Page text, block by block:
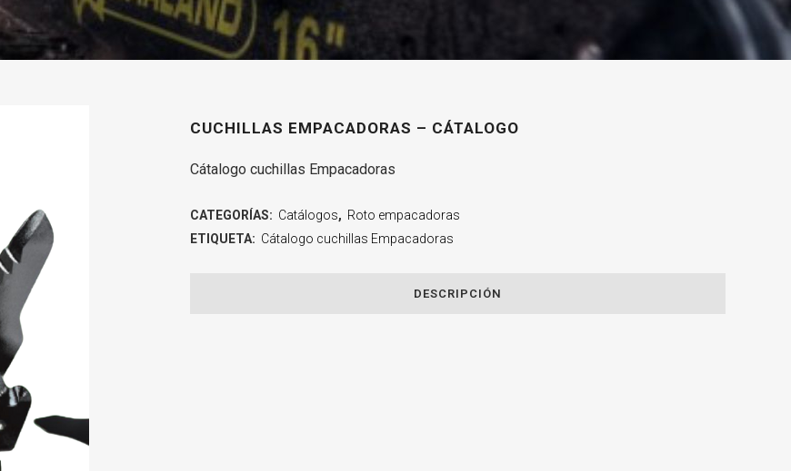
CUCHILLAS EMPACADORAS – CÁTALOGO
Cátalogo cuchillas Empacadoras
CATEGORÍAS: Catálogos, Roto empacadoras
ETIQUETA: Cátalogo cuchillas Empacadoras
DESCRIPCIÓN